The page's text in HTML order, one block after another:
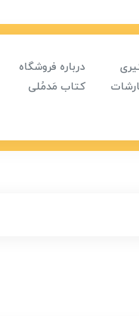
درباره فروشگاه
کتاب مَدمُلی